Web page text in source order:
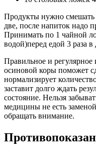
Продукты нужно смешать
две, после напиток надо
Принимать по 1 чайной
водой)перед едой 3 раза в
Правильное и регулярное
осиновой коры поможет
нормализирует
заставит долго ждать
состояние. Нельзя
медицины не есть
обращать внимание.